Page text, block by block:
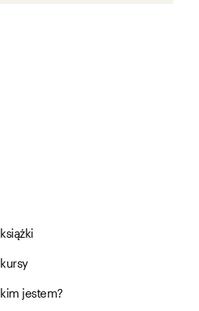
książki
kursy
kim jestem?